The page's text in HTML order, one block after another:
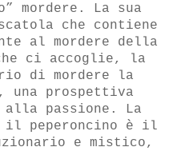
mordere. La sua
che contiene
al mordere della
ci accoglie, la
di mordere la
una prospettiva
alla passione. La
il peperoncino è il
e mistico,